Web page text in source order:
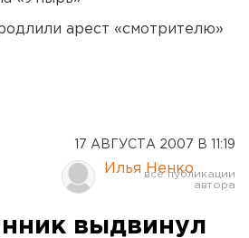
арест «смотрителю»
17 АВГУСТА 2007 В 11:19
Илья Ненко
выдвинул